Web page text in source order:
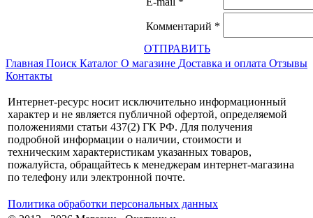
Комментарий *
ОТПРАВИТЬ
Главная Поиск Каталог О магазине Доставка и оплата Отзывы
Контакты
Интернет-ресурс носит исключительно информационный
характер и не является публичной офертой, определяемой
положениями статьи 437(2) ГК РФ. Для получения
подробной информации о наличии, стоимости и
техническим характеристикам указанных товаров,
пожалуйста, обращайтесь к менеджерам интернет-магазина
по телефону или электронной почте.
Политика обработки персональных данных